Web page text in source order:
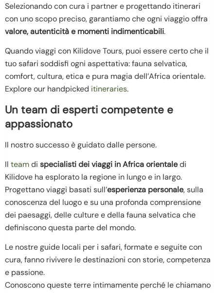
Selezionando con cura i partner e progettando itinerari
con uno scopo preciso, garantiamo che ogni viaggio offra
valore, autenticità e momenti indimenticabili.
Quando viaggi con Kilidove Tours, puoi essere certo che il
tuo safari soddisfi ogni aspettativa: fauna selvatica,
comfort, cultura, etica e pura magia dell’Africa orientale.
Explore our handpicked itineraries.
Un team di esperti competente e
appassionato
Il nostro successo è guidato dalle persone.
Il teamdi specialisti dei viaggi in Africa orientaledi
Kilidove ha esplorato la regione in lungo e in largo.
Progettano viaggi basati sull’esperienza personale, sulla
conoscenza del luogo e su una profonda comprensione
dei paesaggi, delle culture e della fauna selvatica che
definiscono questa parte del mondo.
Le nostre guide locali per i safari, formate e seguite con
cura, fanno rivivere le destinazioni con storie, competenza
e passione.
Conoscono queste terre intimamente perché le chiamano